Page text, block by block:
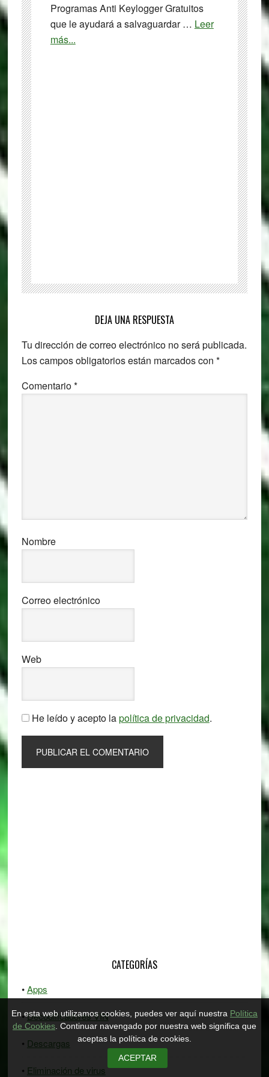
Programas Anti Keylogger Gratuitos
que le ayudará a salvaguardar … Leer
más...about
Interactions
DEJA UNA RESPUESTA
Tu dirección de correo electrónico no será publicada.
Los campos obligatorios están marcados con *
Comentario*
Nombre
Correo electrónico
Web
He leído y acepto lapolítica de privacidad.
CATEGORÍAS
Apps
Decodificadores VIN
Descargas
Eliminación de virus
En esta web utilizamos cookies, puedes ver aquí nuestra Política
de Cookies. Continuar navengado por nuestra web significa que
aceptas la política de cookies.
ACEPTAR